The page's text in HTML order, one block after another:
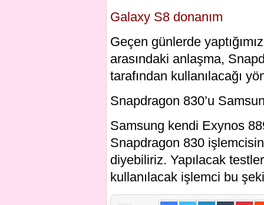
Galaxy S8 donanım
Geçen günlerde
arasındaki anlaşma,
tarafından kullanılacağı
Snapdragon 830’u
Samsung kendi Exynos
Snapdragon 830
diyebiliriz. Yapılacak
kullanılacak işlemci bu